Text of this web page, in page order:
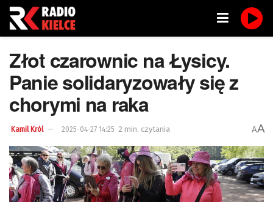
Złot czarownic na Łysicy.
Panie solidaryzowały się z
chorymi na raka
Kamil Król 2025-04-27 14:25 2 min. czytania AA